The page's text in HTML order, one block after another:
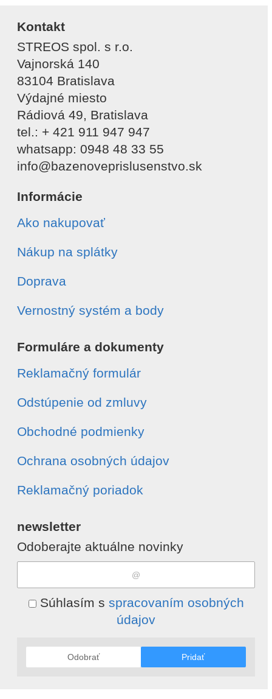
Kontakt
STREOS spol. s r.o.
Vajnorská 140
83104 Bratislava
Výdajné miesto
Rádiová 49, Bratislava
tel.: + 421 911 947 947
whatsapp: 0948 48 33 55
info@bazenoveprislusenstvo.sk
Informácie
Ako nakupovať
Nákup na splátky
Doprava
Vernostný systém a body
Formuláre a dokumenty
Reklamačný formulár
Odstúpenie od zmluvy
Obchodné podmienky
Ochrana osobných údajov
Reklamačný poriadok
newsletter
Odoberajte aktuálne novinky
Súhlasím s spracovaním osobných
údajov
Odobrať Pridať